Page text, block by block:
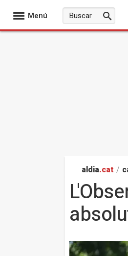
Menú
aldia.cat /